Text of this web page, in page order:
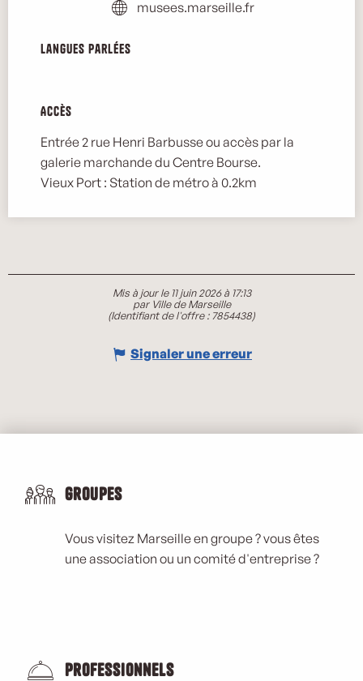
musees.marseille.fr
Langues parlées
Langues parlées
Accès
Accès
Entrée 2 rue Henri Barbusse ou accès par la
galerie marchande du Centre Bourse.
Vieux Port : Station de métro à 0.2km
Mis à jour le 11 juin 2026 à 17:13
par Ville de Marseille
(Identifiant de l'offre : 7854438)
Signaler une erreur
Groupes
Vous visitez Marseille en groupe ? vous êtes
une association ou un comité d'entreprise ?
Professionnels